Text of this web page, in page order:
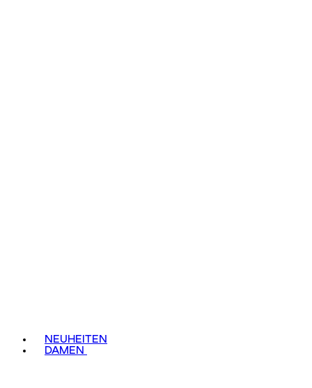
NEUHEITEN
DAMEN